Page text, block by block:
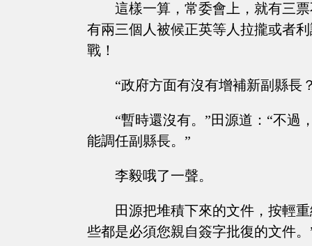
這樣一算，常委會上，就有三
有兩三個人被候正英等人拉攏或者
戰！
“政府方面有沒有增補新副縣長
“暫時還沒有。”田源道：“不過
能調任副縣長。”
李毅哦了一聲。
田源把堆積下來的文件，按輕
些都是必須您親自簽字批復的文件。